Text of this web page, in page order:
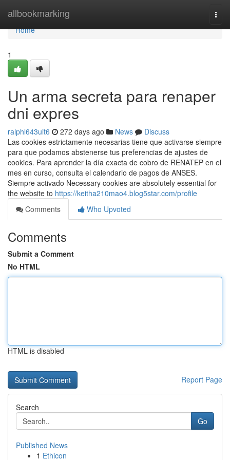
allbookmarking
Home
Home
1
Un arma secreta para renaper
dni expres
ralphl643uit6 272 days ago News
Discuss
Las cookies estrictamente necesarias tiene que activarse siempre
para que podamos abstenerse tus preferencias de ajustes de
cookies. Para aprender la día exacta de cobro de ⁣RENATEP en el
mes en curso, consulta el calendario de ​pagos de ANSES.
Siempre activado Necessary cookies are absolutely essential for
the website to https://keitha210mao4.blog5star.com/profile
Comments
Who Upvoted
Comments
Submit a Comment
No HTML
HTML is disabled
Report Page
Search
Go
Published News
1 Ethicon